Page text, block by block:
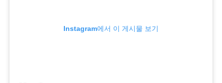
Instagram에서 이 게시물 보기